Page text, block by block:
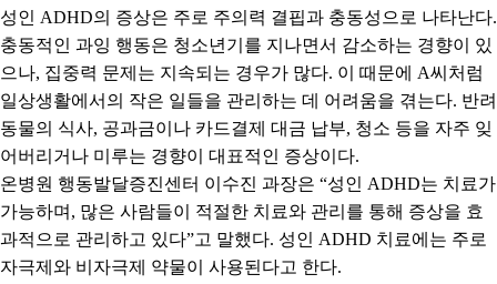
성인 ADHD의 증상은 주로 주의력 결핍과 충동성으로 나타난다.
충동적인 과잉 행동은 청소년기를 지나면서 감소하는 경향이 있
으나, 집중력 문제는 지속되는 경우가 많다. 이 때문에 A씨처럼
일상생활에서의 작은 일들을 관리하는 데 어려움을 겪는다. 반려
동물의 식사, 공과금이나 카드결제 대금 납부, 청소 등을 자주 잊
어버리거나 미루는 경향이 대표적인 증상이다.
온병원 행동발달증진센터 이수진 과장은 “성인 ADHD는 치료가
가능하며 , 많은 사람들이 적절한 치료와 관리를 통해 증상을 효
과적으로 관리하고 있다”고 말했다. 성인 ADHD 치료에는 주로
자극제와 비자극제 약물이 사용된다고 한다.